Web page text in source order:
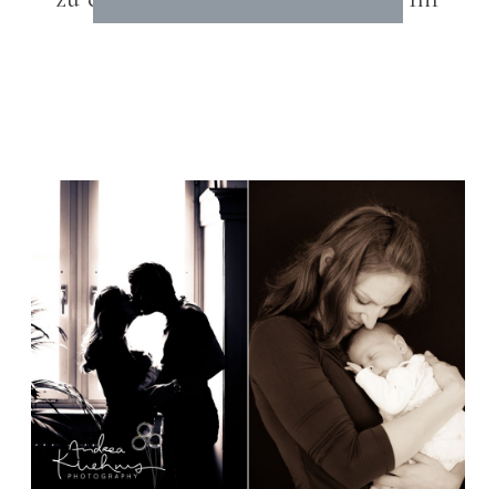
kurzes Kleid, ihre eleganten
der Schweiz nicht einfach zu
finden, aber dieses modische
Accessoire feiert […]